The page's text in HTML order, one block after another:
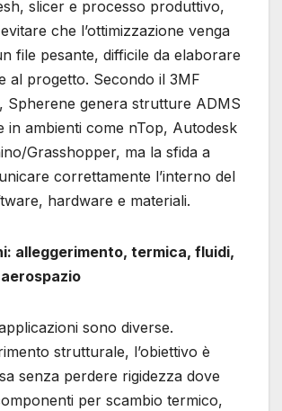
slicer e processo produttivo,
che l’ottimizzazione venga
file pesante, difficile da elaborare
al progetto. Secondo il 3MF
Spherene genera strutture ADMS
in ambienti come nTop, Autodesk
Grasshopper, ma la sfida a
correttamente l’interno del
hardware e materiali.
alleggerimento, termica, fluidi,
sono diverse.
strutturale, l’obiettivo è
senza perdere rigidezza dove
per scambio termico,